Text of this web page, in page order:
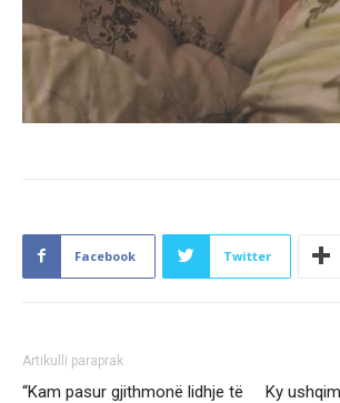
Facebook Twitter
Artikulli paraprak
“Kam pasur gjithmonë lidhje të
Ky